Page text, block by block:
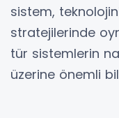
sistem,
stratejilerinde
tür sistemlerin
üzerine önemli